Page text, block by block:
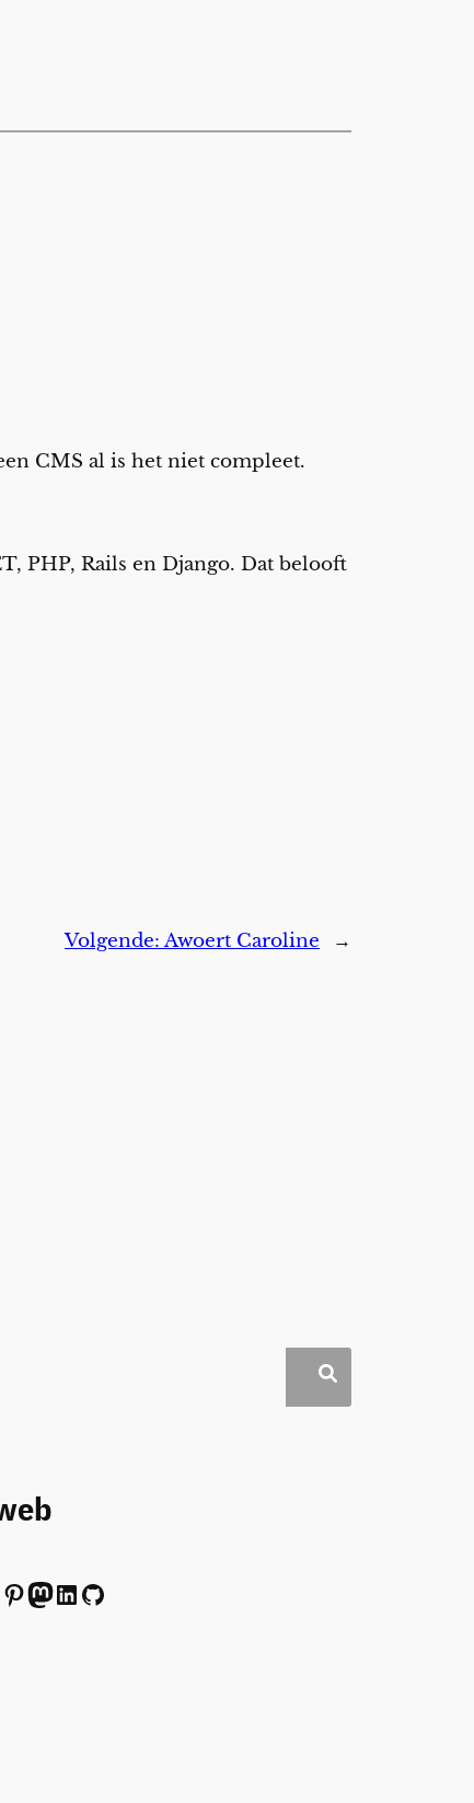
CMS al is het niet compleet.
PHP, Rails en Django. Dat belooft
Volgende: Awoert Caroline →
Pinterest Mastodon LinkedIn GitHub